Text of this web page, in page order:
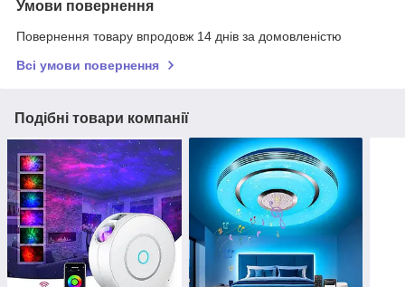
Умови повернення
Повернення товару впродовж 14 днів за домовленістю
Всі умови повернення
Подібні товари компанії